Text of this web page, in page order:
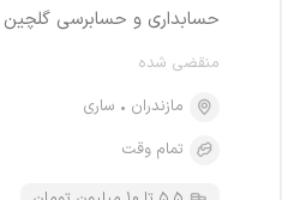
حسابداری و حسابرسی گلچین
منقضی شده
مازندران
ساری
تمام وقت